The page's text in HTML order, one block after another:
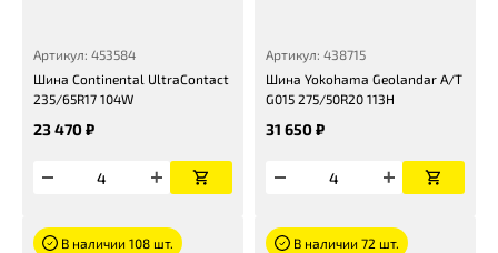
Артикул: 453584
Шина Continental UltraContact
235/65R17 104W
23 470 ₽
Артикул: 438715
Шина Yokohama Geolandar A/T
G015 275/50R20 113H
31 650 ₽
В наличии 108 шт. В наличии 72 шт.